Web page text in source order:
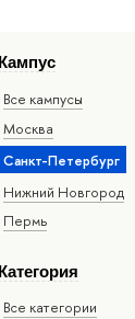
Кампус
Все кампусы
Москва
Санкт-Петербург
Нижний Новгород
Пермь
Категория
Все категории